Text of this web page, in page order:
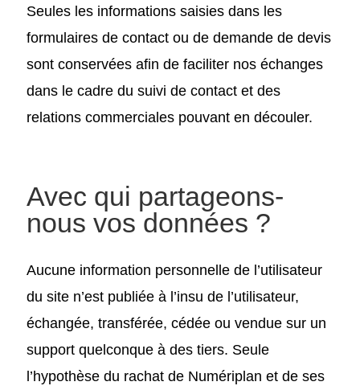
Seules les informations saisies dans les
formulaires de contact ou de demande de devis
sont conservées afin de faciliter nos échanges
dans le cadre du suivi de contact et des
relations commerciales pouvant en découler.
Avec qui partageons-
nous vos données ?
Aucune information personnelle de l’utilisateur
du site n’est publiée à l’insu de l’utilisateur,
échangée, transférée, cédée ou vendue sur un
support quelconque à des tiers. Seule
l’hypothèse du rachat de Numériplan et de ses